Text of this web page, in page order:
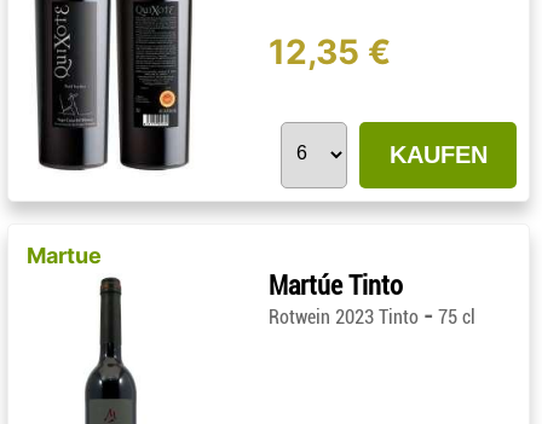
12,35 €
KAUFEN
Martue
Martúe Tinto
Rotwein 2023 Tinto - 75 cl